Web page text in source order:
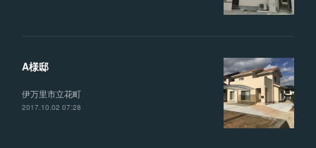
A様邸
伊万里市立花町
2017.10.02 07:28